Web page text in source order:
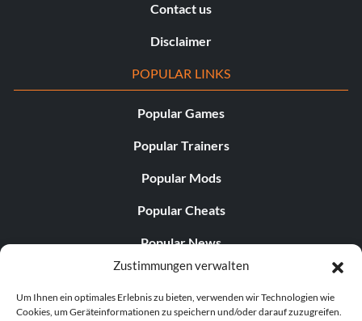
Zustimmungen verwalten
Um Ihnen ein optimales Erlebnis zu bieten, verwenden wir Technologien wie
Cookies, um Geräteinformationen zu speichern und/oder darauf zuzugreifen.
Contact us
Disclaimer
POPULAR LINKS
Popular Games
Popular Trainers
Popular Mods
Popular Cheats
Popular News
Popular Editorials
Popular Free Games